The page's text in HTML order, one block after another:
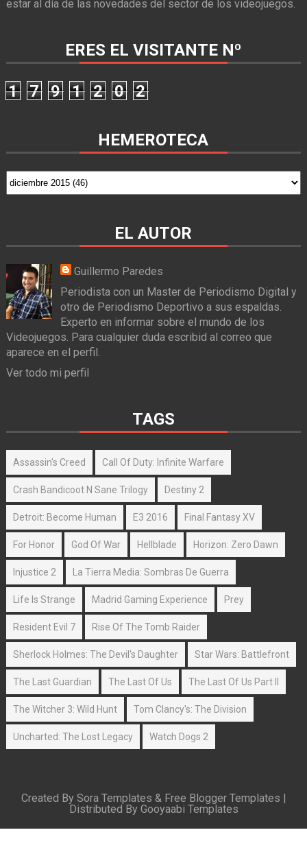
estar al día de las novedades del sector de los videojuegos.
ERES EL VISITANTE Nº
1 7 9 1 2 0 2
HEMEROTECA
EL AUTOR
Guillermo Paredes
Periodista con un Master de Periodismo Digital y
otro de Periodismo Deportivo a sus espaldas.
Experto en informar sobre el mundo de los
Videojuegos. Para cualquier duda escribid al correo que
aparece en el perfil.
Ver todo mi perfil
TAGS
Assassin's Creed Call Of Duty: Infinite Warfare
Crash Bandicoot N Sane Trilogy Destiny 2
Detroit: Become Human E3 2016 Final Fantasy XV
For Honor God Of War Hellblade Horizon: Zero Dawn
Injustice 2 La Tierra Media: Sombras De Guerra
Life Is Strange Madrid Gaming Experience Prey
Resident Evil 7 Rise Of The Tomb Raider
Sherlock Holmes: The Devil's Daughter Star Wars: Battlefront
The Last Guardian The Last Of Us The Last Of Us Part II
The Witcher 3: Wild Hunt Tom Clancy's: The Division
Uncharted: The Lost Legacy Watch Dogs 2
Created By Sora Templates & Free Blogger Templates |
Distributed By Gooyaabi Templates